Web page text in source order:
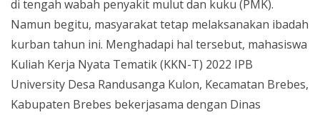
di tengah wabah penyakit mulut dan kuku (PMK).
Namun begitu, masyarakat tetap melaksanakan ibadah
kurban tahun ini. Menghadapi hal tersebut, mahasiswa
Kuliah Kerja Nyata Tematik (KKN-T) 2022 IPB
University Desa Randusanga Kulon, Kecamatan Brebes,
Kabupaten Brebes bekerjasama dengan Dinas